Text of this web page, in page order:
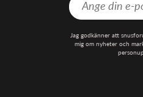
Jag godkänner att
mig om nyheter och